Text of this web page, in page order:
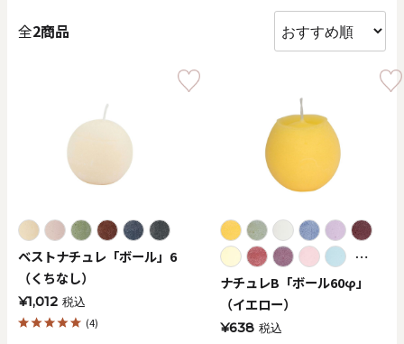
20000
円 ～
クリア OK
色で探す
お知らせ
全2商品
ベストナチュレ「ボール」6
（くちなし）
¥1,012 税込
(4)
⋯
ナチュレB「ボール60φ」
（イエロー）
¥638 税込